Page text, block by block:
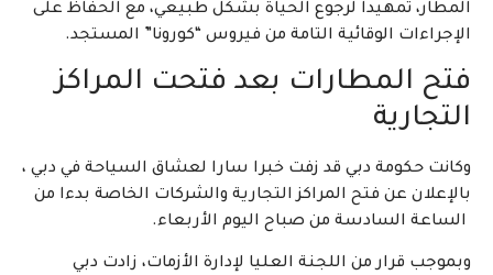
المطار، تمهيدا لرجوع الحياة بشكل طبيعي، مع الحفاظ على
الإجراءات الوقائية التامة من فيروس “كورونا” المستجد.
فتح المطارات بعد فتحت المراكز
التجارية
وكانت حكومة دبي قد زفت خبرا سارا لعشاق السياحة في دبي ،
بالإعلان عن فتح المراكز التجارية والشركات الخاصة بدءا من
الساعة السادسة من صباح اليوم الأربعاء.
وبموجب قرار من اللجنة العليا لإدارة الأزمات، زادت دبي